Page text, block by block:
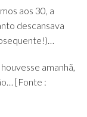
aos 30, a
descansava
amanhã,
[Fonte :